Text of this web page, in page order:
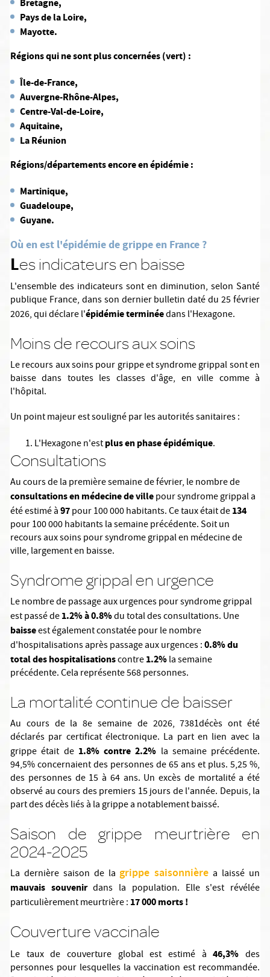
Bretagne,
Pays de la Loire,
Mayotte.
Régions qui ne sont plus concernées (vert) :
Île-de-France,
Auvergne-Rhône-Alpes,
Centre-Val-de-Loire,
Aquitaine,
La Réunion
Régions/départements encore en épidémie :
Martinique,
Guadeloupe,
Guyane.
Où en est l'épidémie de grippe en France ?
Les indicateurs en baisse
L'ensemble des indicateurs sont en diminution, selon Santé
publique France, dans son dernier bulletin daté du 25 février
2026, qui déclare l'épidémie terminéedans l'Hexagone.
Moins de recours aux soins
Le recours aux soins pour grippe et syndrome grippal sont en
baisse dans toutes les classes d'âge, en ville comme à
l'hôpital.
Un point majeur est souligné par les autorités sanitaires :
L'Hexagone n'estplus en phase épidémique.
Consultations
Au cours de la première semaine de février, le nombre de
consultations en médecine de villepour syndrome grippal a
été estimé à97pour 100 000 habitants. Ce taux était de134
pour 100 000 habitants la semaine précédente. Soit un
recours aux soins pour syndrome grippal en médecine de
ville, largement en baisse.
Syndrome grippal en urgence
Le nombre de passage aux urgences pour syndrome grippal
est passé de1.2% à 0.8%du total des consultations. Une
baisseest également constatée pour le nombre
d'hospitalisations après passage aux urgences :0.8% du
total des hospitalisationscontre1.2%la semaine
précédente. Cela représente 568 personnes.
La mortalité continue de baisser
Au cours de la 8e semaine de 2026, 7381décès ont été
déclarés par certificat électronique. La part en lien avec la
grippe était de1.8% contre 2.2% la semaine précédente.
94,5% concernaient des personnes de 65 ans et plus. 5,25 %,
des personnes de 15 à 64 ans. Un excès de mortalité a été
observé au cours des premiers 15 jours de l'année. Depuis, la
part des décès liés à la grippe a notablement baissé.
Saison de grippe meurtrière en
2024-2025
La dernière saison de lagrippe saisonnière a laissé un
mauvais souvenirdans la population. Elle s'est révélée
particulièrement meurtrière : 17 000 morts !
Couverture vaccinale
Le taux de couverture global est estimé à46,3%des
personnes pour lesquelles la vaccination est recommandée.